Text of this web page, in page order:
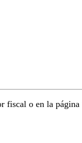
fiscal o en la